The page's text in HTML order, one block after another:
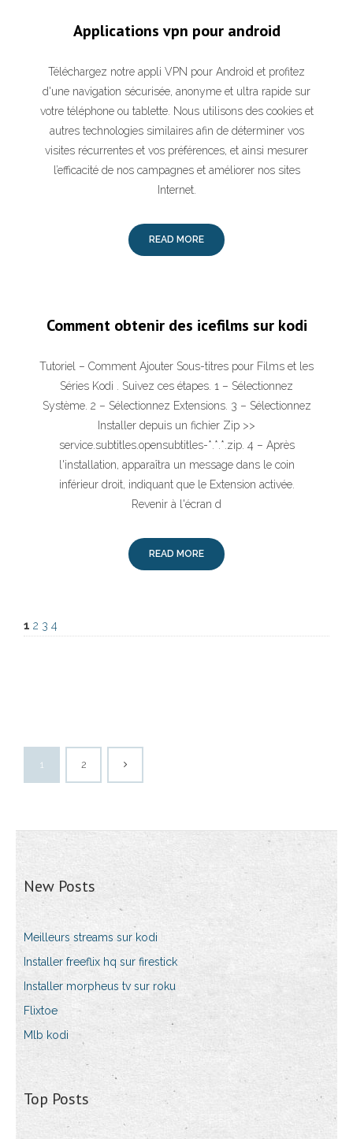
Applications vpn pour android
Téléchargez notre appli VPN pour Android et profitez
d'une navigation sécurisée, anonyme et ultra rapide sur
votre téléphone ou tablette. Nous utilisons des cookies et
autres technologies similaires afin de déterminer vos
visites récurrentes et vos préférences, et ainsi mesurer
l’efficacité de nos campagnes et améliorer nos sites
Internet.
READ MORE
Comment obtenir des icefilms sur kodi
Tutoriel – Comment Ajouter Sous-titres pour Films et les
Séries Kodi . Suivez ces étapes. 1 – Sélectionnez
Système. 2 – Sélectionnez Extensions. 3 – Sélectionnez
Installer depuis un fichier Zip >>
service.subtitles.opensubtitles-*.*.*.zip. 4 – Après
l'installation, apparaîtra un message dans le coin
inférieur droit, indiquant que le Extension activée.
Revenir à l'écran d
READ MORE
1 2 3 4
1 2
New Posts
Meilleurs streams sur kodi
Installer freeflix hq sur firestick
Installer morpheus tv sur roku
Flixtoe
Mlb kodi
Top Posts